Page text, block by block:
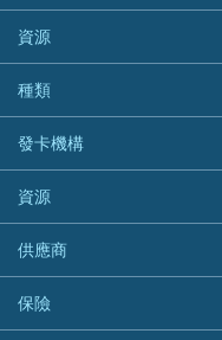
稅季/稅務貸款
網上貸款
結餘轉戶(清卡數貸款)
銀行貸款
財務公司貸款
免入息貸款
免TU貸款
急借錢
BEA 東亞銀行
BOC 中國銀行
Cashing Pro 優尚信貸
CCB(Asia) 中國建設銀行 (亞
Citibank 花旗銀行
CNCBI 信銀國際
CreFIT 維信
DBS 星展銀行
DSB 大新銀行
資源
如何申請個人貸款
如何管理個人貸款
個人貸款有用資訊
清卡數貸款教學
循環貸款教學
個人化貸款產品推介 🔥全新
債務重組一覽
供樓利息扣稅
種類
網購優惠
精選外幣網購信用卡
尊尚信用卡
公司信用卡
電子錢包信用卡
日本遊信用卡攻略
發卡機構
Citibank花旗銀行
AE美國運通
DBS星展銀行
HSBC滙豐銀行
Mox
資源
Black Friday優惠
淘寶付款方式
一田購物優惠日
供應商
八達通自動增值信用卡
保險